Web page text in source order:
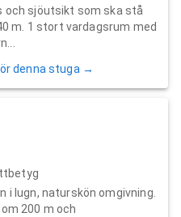
och sjöutsikt som ska stå
m. 1 stort vardagsrum med
denna stuga →
i lugn, naturskön omgivning.
200 m och